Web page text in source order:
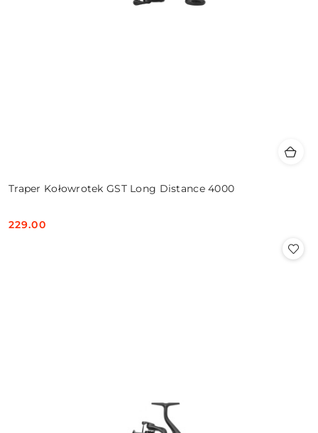
Traper Kołowrotek GST Long Distance 4000
Cena:
229.00